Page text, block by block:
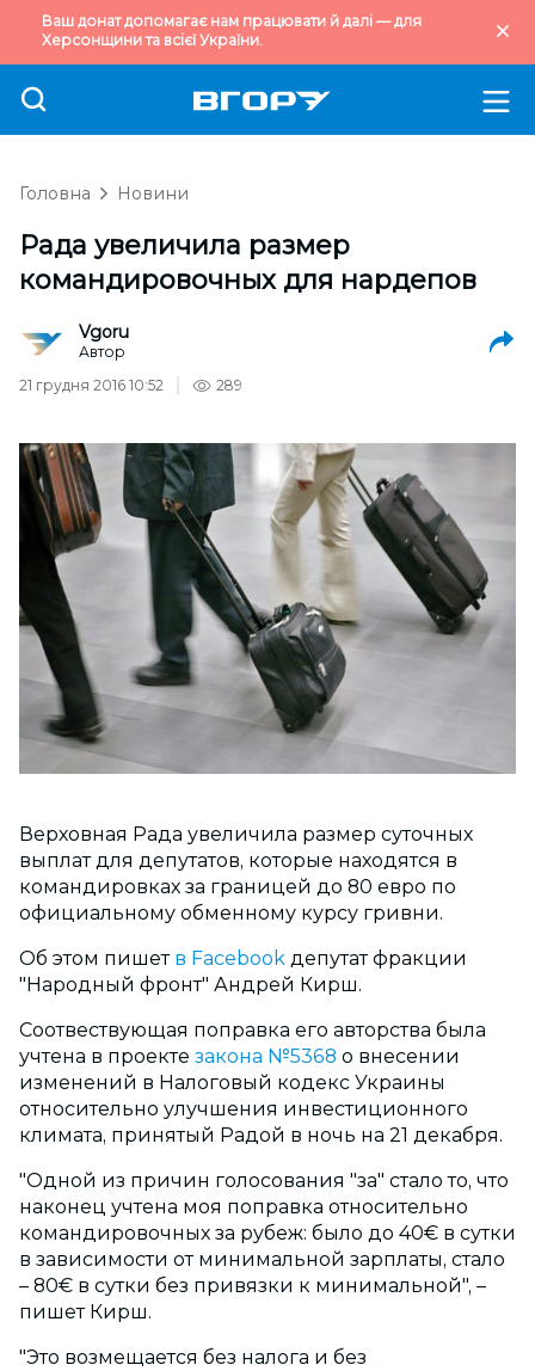
Ваш донат допомагає нам працювати й далі — для
Херсонщини та всієї України.
Головна Новини
Рада увеличила размер
командировочных для нардепов
Vgoru
Автор
21 грудня 2016 10:52
289
Верховная Рада увеличила размер суточных
выплат для депутатов, которые находятся в
командировках за границей до 80 евро по
официальному обменному курсу гривни.
Об этом пишет в Facebook депутат фракции
"Народный фронт" Андрей Кирш.
Соотвествующая поправка его авторства была
учтена в проекте закона №5368 о внесении
изменений в Налоговый кодекс Украины
относительно улучшения инвестиционного
климата, принятый Радой в ночь на 21 декабря.
"Одной из причин голосования "за" стало то, что
наконец учтена моя поправка относительно
командировочных за рубеж: было до 40€ в сутки
в зависимости от минимальной зарплаты, стало
– 80€ в сутки без привязки к минимальной", –
пишет Кирш.
"Это возмещается без налога и без